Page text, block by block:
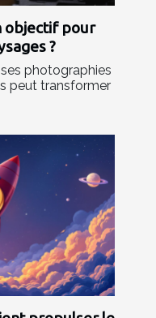
objectif pour
?
photographies
peut transformer